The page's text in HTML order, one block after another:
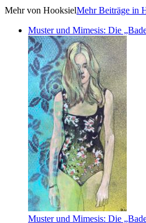
Mehr von HooksielMehr Beiträge in
Muster und Mimesis: Die
Muster und Mimesis: Die